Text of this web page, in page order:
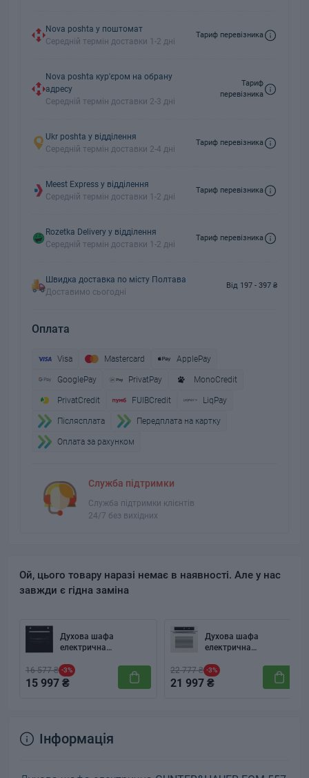
Nova poshta у поштомат
Середній термін доставки 1-2 дні
Тариф перевізника
Nova poshta кур'єром на обрану
адресу
Середній термін доставки 2-3 дні
Тариф
перевізника
Ukr poshta у відділення
Середній термін доставки 2-4 дні
Тариф перевізника
Meest Express у відділення
Середній термін доставки 1-2 дні
Тариф перевізника
Rozetka Delivery у відділення
Середній термін доставки 1-2 дні
Тариф перевізника
Швидка доставка по місту Полтава
Доставимо сьогодні
Від 197 - 397 ₴
Оплата
Visa Mastercard ApplePay
GooglePay PrivatPay MonoCredit
PrivatCredit FUIBCredit LiqPay
Пiслясплата Передплата на картку
Оплата за рахунком
Служба підтримки
Служба підтримки клієнтів
24/7 без вихідних
Ой, цього товару наразі немає в наявності. Але у нас
завжди є гідна заміна
Духова шафа
електрична
1370 BL
16 577 ₴ -3%
15 997 ₴
Духова шафа
електрична
7009 WH
22 777 ₴ -3%
21 997 ₴
Інформація